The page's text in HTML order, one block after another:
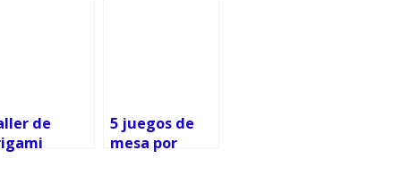
de
5 juegos de
mesa por